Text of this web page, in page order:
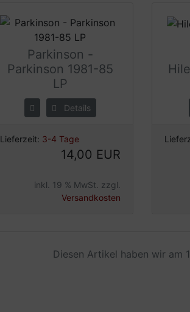
Parkinson -
Parkinson 1981-85
LP
Details
Lieferzeit: 3-4 Tage
14,00 EUR
inkl. 19 % MwSt. zzgl.
Versandkosten
Diesen Artikel haben wir am